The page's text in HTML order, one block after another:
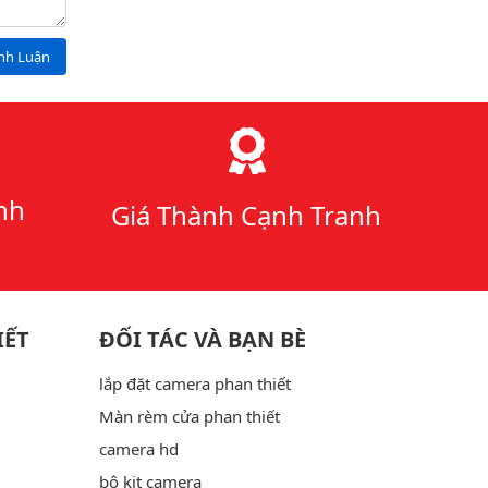
Luận
Giá Thành Cạnh Tranh
ĐỐI TÁC VÀ BẠN BÈ
lắp đặt camera phan thiết
Màn rèm cửa phan thiết
camera hd
bộ kit camera